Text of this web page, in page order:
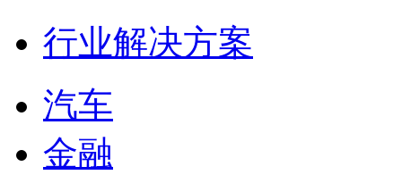
行业解决方案
汽车
金融